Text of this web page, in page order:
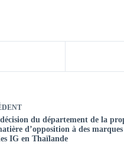
du département de la
d’opposition à des marques
IG en Thaïlande